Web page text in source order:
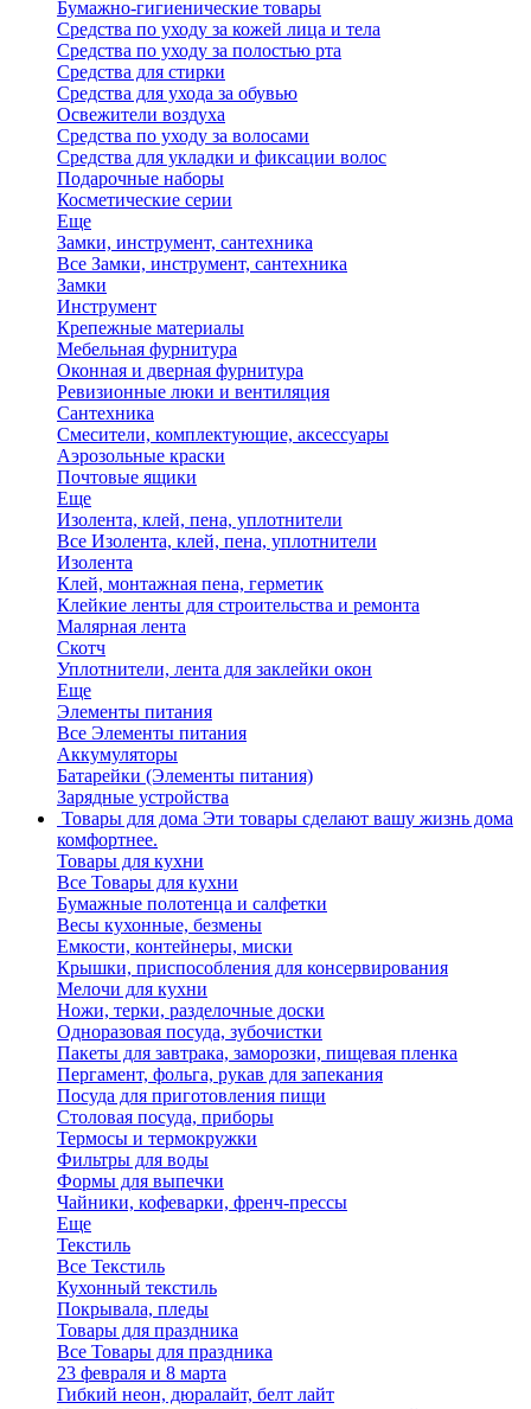
Бумажно-гигиенические товары
Средства по уходу за кожей лица и тела
Средства по уходу за полостью рта
Средства для стирки
Средства для ухода за обувью
Освежители воздуха
Средства по уходу за волосами
Средства для укладки и фиксации волос
Подарочные наборы
Косметические серии
Еще
Замки, инструмент, сантехника
Все Замки, инструмент, сантехника
Замки
Инструмент
Крепежные материалы
Мебельная фурнитура
Оконная и дверная фурнитура
Ревизионные люки и вентиляция
Сантехника
Смесители, комплектующие, аксессуары
Аэрозольные краски
Почтовые ящики
Еще
Изолента, клей, пена, уплотнители
Все Изолента, клей, пена, уплотнители
Изолента
Клей, монтажная пена, герметик
Клейкие ленты для строительства и ремонта
Малярная лента
Скотч
Уплотнители, лента для заклейки окон
Еще
Элементы питания
Все Элементы питания
Аккумуляторы
Батарейки (Элементы питания)
Зарядные устройства
Товары для дома Эти товары сделают вашу жизнь дома
комфортнее.
Товары для кухни
Все Товары для кухни
Бумажные полотенца и салфетки
Весы кухонные, безмены
Емкости, контейнеры, миски
Крышки, приспособления для консервирования
Мелочи для кухни
Ножи, терки, разделочные доски
Одноразовая посуда, зубочистки
Пакеты для завтрака, заморозки, пищевая пленка
Пергамент, фольга, рукав для запекания
Посуда для приготовления пищи
Столовая посуда, приборы
Термосы и термокружки
Фильтры для воды
Формы для выпечки
Чайники, кофеварки, френч-прессы
Еще
Текстиль
Все Текстиль
Кухонный текстиль
Покрывала, пледы
Товары для праздника
Все Товары для праздника
23 февраля и 8 марта
Гибкий неон, дюралайт, белт лайт